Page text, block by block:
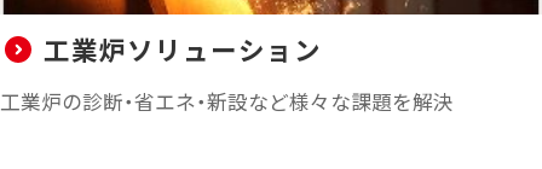
工業炉ソリューション
工業炉の診断・省エネ・新設など様々な課題を解決